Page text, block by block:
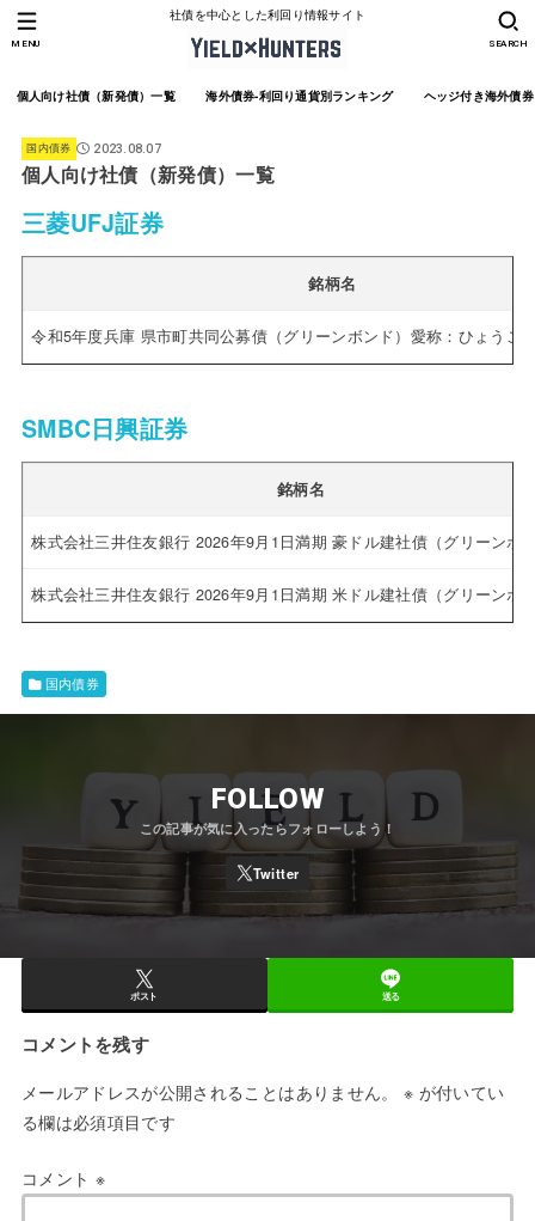
社債を中心とした利回り情報サイト
個人向け社債（新発債）一覧 海外債券-利回り通貨別ランキング ヘッジ付き海外債
SEARCH
MENU
国内債券 2023.08.07
個人向け社債（新発債）一覧
三菱UFJ証券
銘柄名
令和5年度兵庫 県市町共同公募債（グリーンボンド）愛称：ひょうご
SMBC日興証券
銘柄名
株式会社三井住友銀行 2026年9月1日満期 豪ドル建社債（グリーンボ
株式会社三井住友銀行 2026年9月1日満期 米ドル建社債（グリーンボ
国内債券
FOLLOW
ポスト 送る
コメントを残す
メールアドレスが公開されることはありません。 ※ が付いてい
る欄は必須項目です
コメント ※